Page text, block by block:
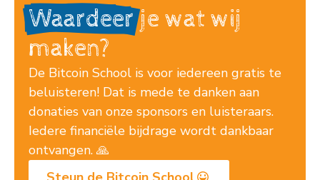
Waardeer je wat wij
maken?
De Bitcoin School is voor iedereen gratis te
beluisteren! Dat is mede te danken aan
donaties van onze sponsors en luisteraars.
Iedere financiële bijdrage wordt dankbaar
ontvangen. 🙏